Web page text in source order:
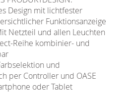
Design mit lichtfester
Funktionsanzeige
Netzteil und allen Leuchten
Reihe kombinier- und
und
per Controller und OASE
oder Tablet